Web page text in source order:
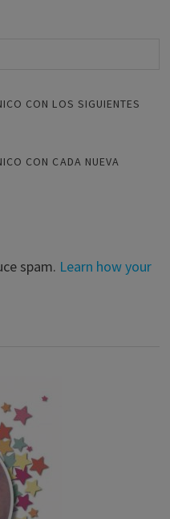
CON LOS SIGUIENTES
CON CADA NUEVA
spam. Learn how your